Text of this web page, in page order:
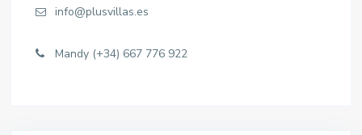
info@plusvillas.es
Mandy (+34) 667 776 922